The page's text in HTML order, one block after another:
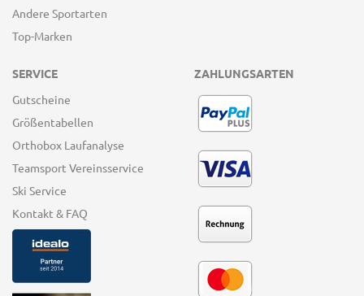
Andere Sportarten
Top-Marken
SERVICE
Gutscheine
Größentabellen
Orthobox Laufanalyse
Teamsport Vereinsservice
Ski Service
Kontakt & FAQ
ZAHLUNGSARTEN